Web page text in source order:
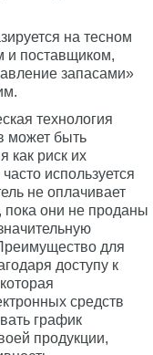
на тесном
и поставщиком,
запасами»
технология
может быть
как риск их
используется
не оплачивает
пока они не проданы
для
доступу к
средств
график
продукции,